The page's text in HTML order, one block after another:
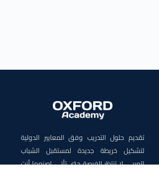
تقديم حلول التدريب وفق المعايير الدولية
لتشكيل خريطة جديدة لمستقبل الشباب
العربي، لا تنتظر الفرصة حتى تأتي، اصنعها أنت